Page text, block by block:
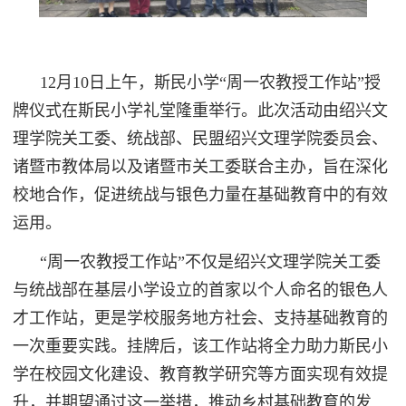
12月10 日上午，斯民小学“周一农教授工作站”授
牌仪式在斯民小学礼堂隆重举行。此次活动由绍兴文
理学院关工委、统战部、民盟绍兴文理学院委员会、
诸暨市教体局以及诸暨市关工委联合主办，旨在深化
校地合作，促进统战与银色力量在基础教育中的有效
运用。
“周一农教授工作站”不仅是绍兴文理学院关工委
与统战部在基层小学设立的首家以个人命名的银色人
才工作站，更是学校服务地方社会、支持基础教育的
一次重要实践。挂牌后，该工作站将全力助力斯民小
学在校园文化建设、教育教学研究等方面实现有效提
升，并期望通过这一举措，推动乡村基础教育的发